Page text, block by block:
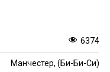
6374
Манчестер, (Би-Би-Си)